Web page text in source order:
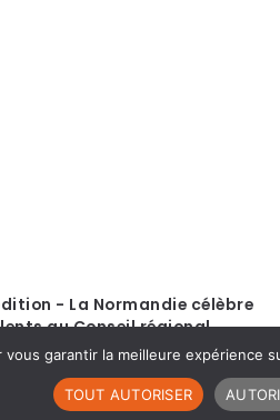
- La Normandie célèbre
au Conseil régional
garantir la meilleure
TOUT AUTORISER